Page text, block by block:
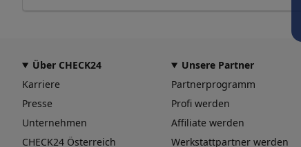
Über CHECK24
Karriere
Presse
Unternehmen
CHECK24 Österreich
Unsere Partner
Partnerprogramm
Profi werden
Affiliate werden
Werkstattpartner werden